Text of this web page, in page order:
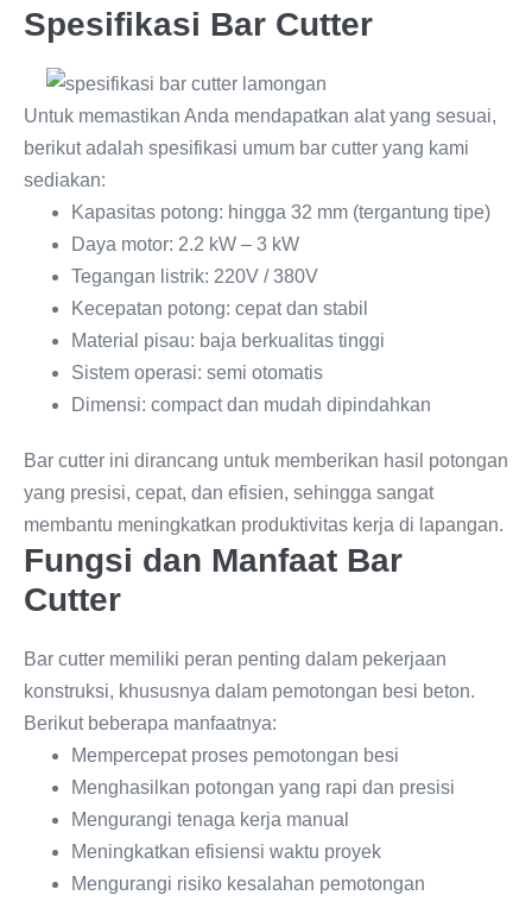
Spesifikasi Bar Cutter
Untuk memastikan Anda mendapatkan alat yang sesuai,
berikut adalah spesifikasi umum bar cutter yang kami
sediakan:
Kapasitas potong: hingga 32 mm (tergantung tipe)
Daya motor: 2.2 kW – 3 kW
Tegangan listrik: 220V / 380V
Kecepatan potong: cepat dan stabil
Material pisau: baja berkualitas tinggi
Sistem operasi: semi otomatis
Dimensi: compact dan mudah dipindahkan
Bar cutter ini dirancang untuk memberikan hasil potongan
yang presisi, cepat, dan efisien, sehingga sangat
membantu meningkatkan produktivitas kerja di lapangan.
Fungsi dan Manfaat Bar
Cutter
Bar cutter memiliki peran penting dalam pekerjaan
konstruksi, khususnya dalam pemotongan besi beton.
Berikut beberapa manfaatnya:
Mempercepat proses pemotongan besi
Menghasilkan potongan yang rapi dan presisi
Mengurangi tenaga kerja manual
Meningkatkan efisiensi waktu proyek
Mengurangi risiko kesalahan pemotongan